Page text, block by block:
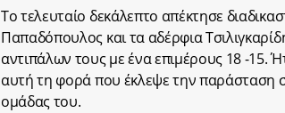
Το τελευταίο δεκάλεπτο απέκτησε
Παπαδόπουλος και τα αδέρφια
αντιπάλων τους με ένα επιμέρους 18 -15.
αυτή τη φορά που έκλεψε την παράσταση
ομάδας του.